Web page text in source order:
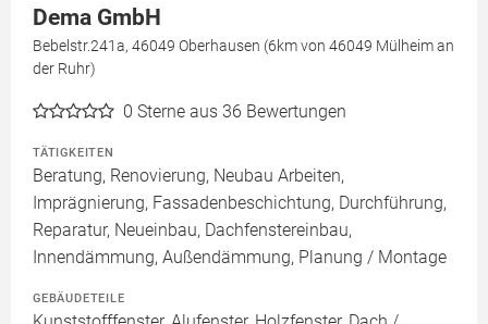
Dema GmbH
Bebelstr.241a, 46049 Oberhausen (6km von 46049 Mülheim an
der Ruhr)
0 Sterne aus 36 Bewertungen
TÄTIGKEITEN
Beratung, Renovierung, Neubau Arbeiten,
Imprägnierung, Fassadenbeschichtung, Durchführung,
Reparatur, Neueinbau, Dachfenstereinbau,
Innendämmung, Außendämmung, Planung / Montage
GEBÄUDETEILE